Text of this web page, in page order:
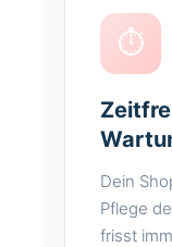
⏱️
Dein
Pflege
frisst